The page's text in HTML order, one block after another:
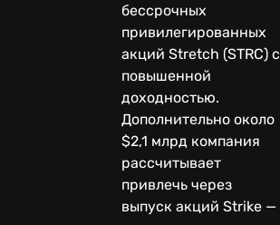
бессрочных
привилегированных
акций Stretch (STRC) с
повышенной
доходностью.
Дополнительно около
$2,1 млрд компания
рассчитывает
привлечь через
выпуск акций Strike —